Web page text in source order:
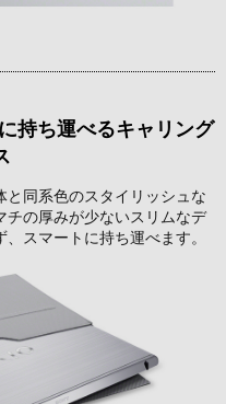
持ち運べるキャリング
同系色のスタイリッシュな
チの厚みが少ないスリムなデ
スマートに持ち運べます。